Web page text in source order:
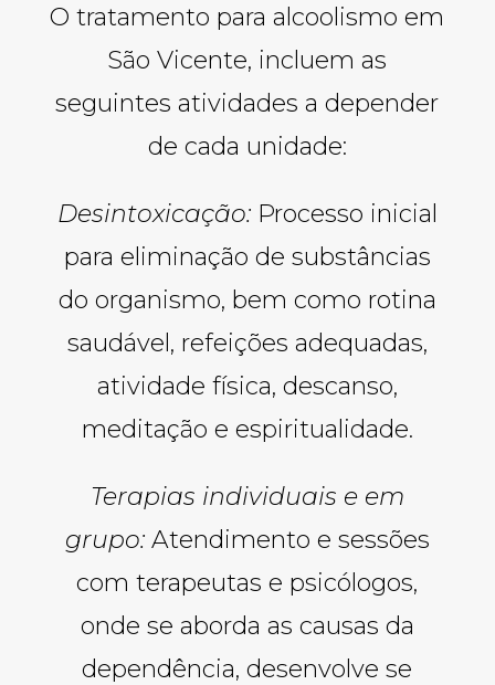
O tratamento para alcoolismo em
São Vicente, incluem as
seguintes atividades a depender
de cada unidade:
Desintoxicação: Processo inicial
para eliminação de substâncias
do organismo, bem como rotina
saudável, refeições adequadas,
atividade física, descanso,
meditação e espiritualidade.
Terapias individuais e em
grupo: Atendimento e sessões
com terapeutas e psicólogos,
onde se aborda as causas da
dependência, desenvolve se